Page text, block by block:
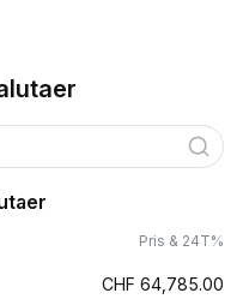
Pris & 24T%
CHF 64,785.00